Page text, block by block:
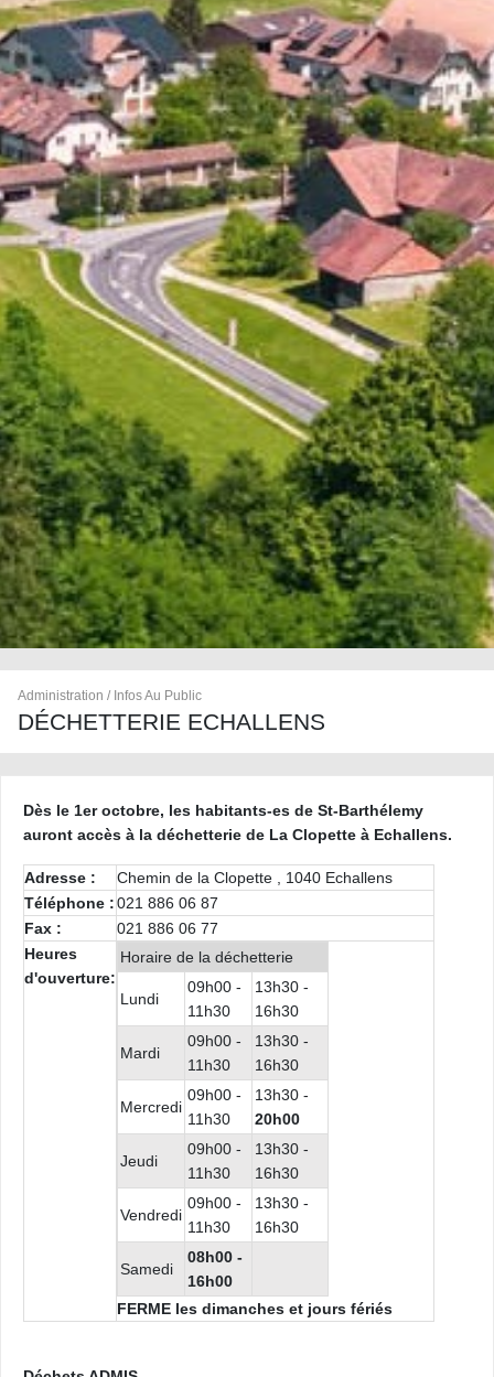
Administration / Infos Au Public
DÉCHETTERIE ECHALLENS
Dès le 1er octobre, les habitants-es de St-Barthélemy
auront accès à la déchetterie de La Clopette à Echallens.
Adresse :
Chemin de la Clopette , 1040 Echallens
Téléphone :021 886 06 87
Fax :
021 886 06 77
Heures
d'ouverture:
Horaire de la déchetterie
Lundi
09h00 -
11h30
13h30 -
16h30
Mardi
09h00 -
11h30
13h30 -
16h30
Mercredi
09h00 -
11h30
13h30 -
20h00
Jeudi
09h00 -
11h30
13h30 -
16h30
Vendredi
09h00 -
11h30
13h30 -
16h30
Samedi
08h00 -
16h00
FERME les dimanches et jours fériés